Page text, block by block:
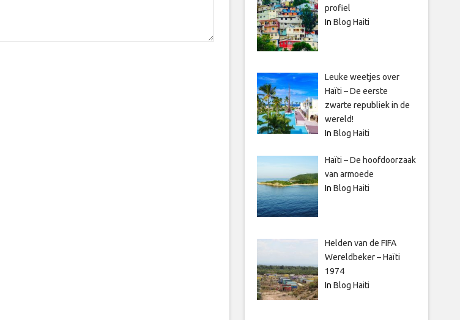
profiel
In Blog Haiti
Leuke weetjes over
Haïti – De eerste
zwarte republiek in de
wereld!
In Blog Haiti
Haïti – De hoofdoorzaak
van armoede
In Blog Haiti
Helden van de FIFA
Wereldbeker – Haïti
1974
In Blog Haiti